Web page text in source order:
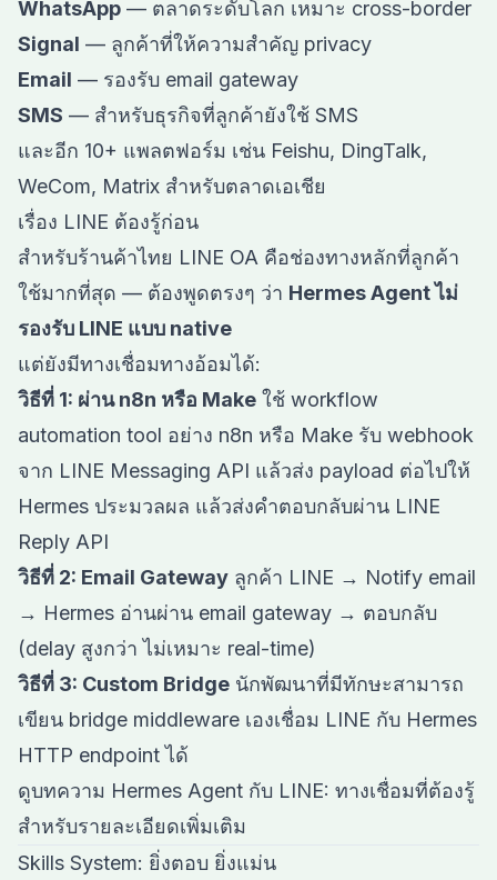
WhatsApp — ตลาดระดับโลก เหมาะ cross-border
Signal — ลูกค้าที่ให้ความสำคัญ privacy
Email — รองรับ email gateway
SMS — สำหรับธุรกิจที่ลูกค้ายังใช้ SMS
และอีก 10+ แพลตฟอร์ม เช่น Feishu, DingTalk,
WeCom, Matrix สำหรับตลาดเอเชีย
เรื่อง LINE ต้องรู้ก่อน
สำหรับร้านค้าไทย LINE OA คือช่องทางหลักที่ลูกค้า
ใช้มากที่สุด — ต้องพูดตรงๆ ว่า Hermes Agent ไม่
รองรับ LINE แบบ native
แต่ยังมีทางเชื่อมทางอ้อมได้:
วิธีที่ 1: ผ่าน n8n หรือ Make ใช้ workflow
automation tool อย่าง n8n หรือ Make รับ webhook
จาก LINE Messaging API แล้วส่ง payload ต่อไปให้
Hermes ประมวลผล แล้วส่งคำตอบกลับผ่าน LINE
Reply API
วิธีที่ 2: Email Gateway ลูกค้า LINE → Notify email
→ Hermes อ่านผ่าน email gateway → ตอบกลับ
(delay สูงกว่า ไม่เหมาะ real-time)
วิธีที่ 3: Custom Bridge นักพัฒนาที่มีทักษะสามารถ
เขียน bridge middleware เองเชื่อม LINE กับ Hermes
HTTP endpoint ได้
ดูบทความ Hermes Agent กับ LINE: ทางเชื่อมที่ต้องรู้
สำหรับรายละเอียดเพิ่มเติม
Skills System: ยิ่งตอบ ยิ่งแม่น